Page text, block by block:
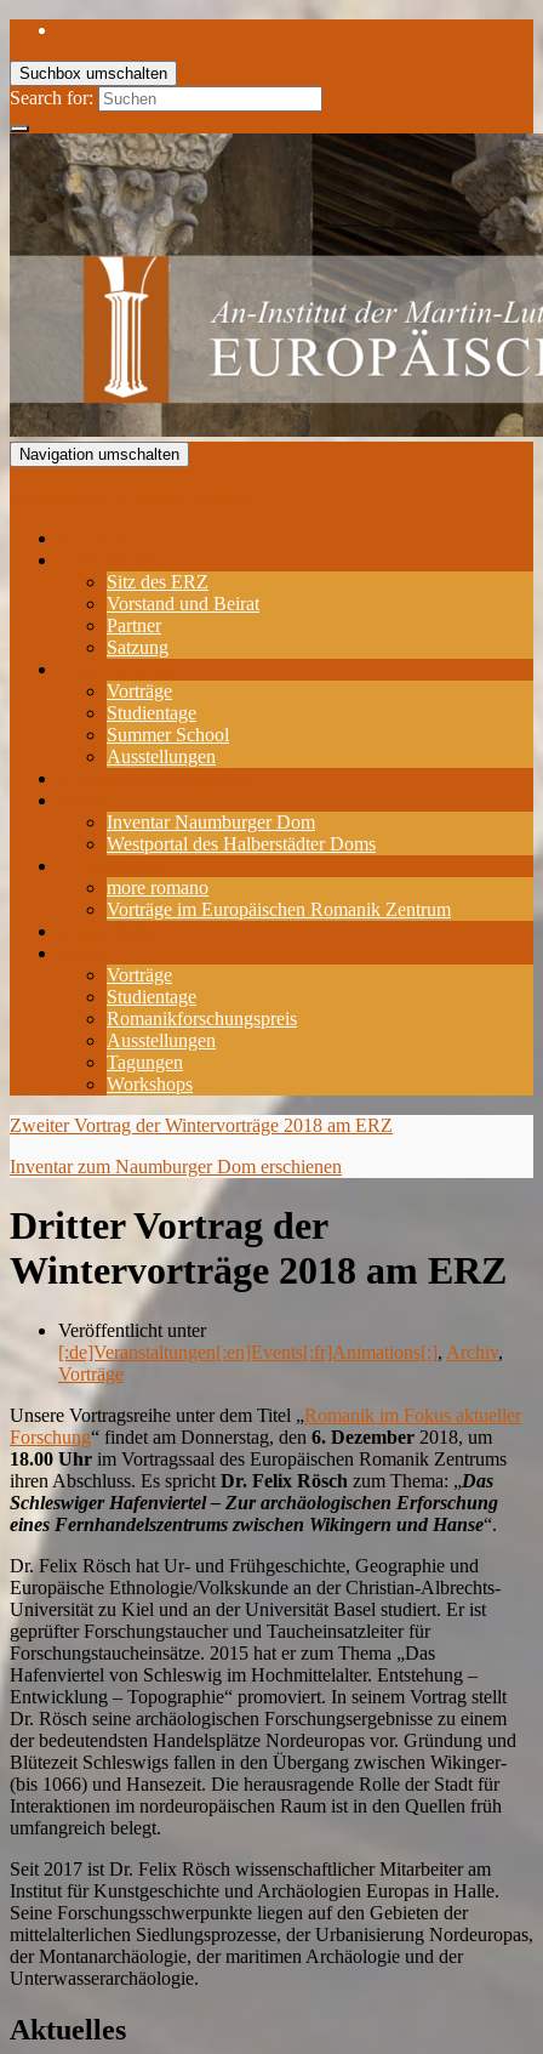
Suchbox umschalten
Search for:
Navigation umschalten
Sitz des ERZ
Vorstand und Beirat
Partner
Satzung
Vorträge
Studientage
Summer School
Ausstellungen
Inventar Naumburger Dom
Westportal des Halberstädter Doms
more romano
Vorträge im Europäischen Romanik Zentrum
Vorträge
Studientage
Romanikforschungspreis
Ausstellungen
Tagungen
Workshops
Zweiter Vortrag der Wintervorträge 2018 am ERZ
Inventar zum Naumburger Dom erschienen
Dritter Vortrag der
Wintervorträge 2018 am ERZ
Veröffentlicht unter
[:de]Veranstaltungen[:en]Events[:fr]Animations[:], Archiv,
Vorträge
Unsere Vortragsreihe unter dem Titel „Romanik im Fokus aktueller
Forschung“ findet am Donnerstag, den 6. Dezember 2018, um
18.00 Uhr im Vortragssaal des Europäischen Romanik Zentrums
ihren Abschluss. Es spricht Dr. Felix Rösch zum Thema: „Das
Schleswiger Hafenviertel – Zur archäologischen Erforschung
eines Fernhandelszentrums zwischen Wikingern und Hanse“.
Dr. Felix Rösch hat Ur- und Frühgeschichte, Geographie und
Europäische Ethnologie/Volkskunde an der Christian-Albrechts-
Universität zu Kiel und an der Universität Basel studiert. Er ist
geprüfter Forschungstaucher und Taucheinsatzleiter für
Forschungstaucheinsätze. 2015 hat er zum Thema „Das
Hafenviertel von Schleswig im Hochmittelalter. Entstehung –
Entwicklung – Topographie“ promoviert. In seinem Vortrag stellt
Dr. Rösch seine archäologischen Forschungsergebnisse zu einem
der bedeutendsten Handelsplätze Nordeuropas vor. Gründung und
Blütezeit Schleswigs fallen in den Übergang zwischen Wikinger-
(bis 1066) und Hansezeit. Die herausragende Rolle der Stadt für
Interaktionen im nordeuropäischen Raum ist in den Quellen früh
umfangreich belegt.
Seit 2017 ist Dr. Felix Rösch wissenschaftlicher Mitarbeiter am
Institut für Kunstgeschichte und Archäologien Europas in Halle.
Seine Forschungsschwerpunkte liegen auf den Gebieten der
mittelalterlichen Siedlungsprozesse, der Urbanisierung Nordeuropas,
der Montanarchäologie, der maritimen Archäologie und der
Unterwasserarchäologie.
Aktuelles